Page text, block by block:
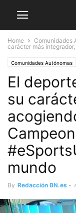
Home Comunidades
carácter más
Comunidades Autónomas
El
su
mundo
By Redacción BN.es -